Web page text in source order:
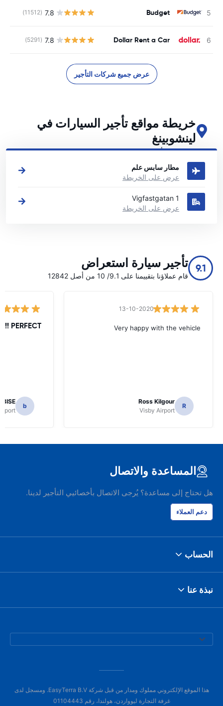
Budget
7.8
(11512)
Dollar Rent a Car
7.8
(5291)
عرض جميع شركات التأجير
خريطة مواقع تأجير السيارات في
لينشوبينغ
اطلع على مواقع تأجير السيارات الرئيسية لدينا في لينشوبينغ
مطار سابس علم
عرض على الخريطة
Vigfastgatan 1
عرض على الخريطة
9.1 تأجير سيارة استعراض
قام عملاؤنا بتقييمنا على 9.1/ 10 من أصل 12842
13-10-2020
Very happy with the vehicle
R
Ross Kilgour
Visby Airport
PERFECT !!!!!
b
المساعدة والاتصال
هل تحتاج إلى مساعدة؟ يُرجى الاتصال بأخصائيي التأجير لدينا.
دعم العملاء
الحساب
نبذة عنا
هذا الموقع الإلكتروني مملوك ومدار من قبل شركة EasyTerra B.V. ومسجل لدى
غرفة التجارة ليوواردن، هولندا، رقم 01104443